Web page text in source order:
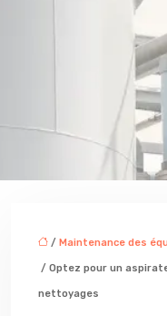
/ Maintenance des
/ Optez pour un
nettoyages